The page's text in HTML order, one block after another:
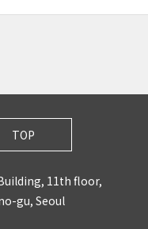
TOP
11th floor,
gu, Seoul